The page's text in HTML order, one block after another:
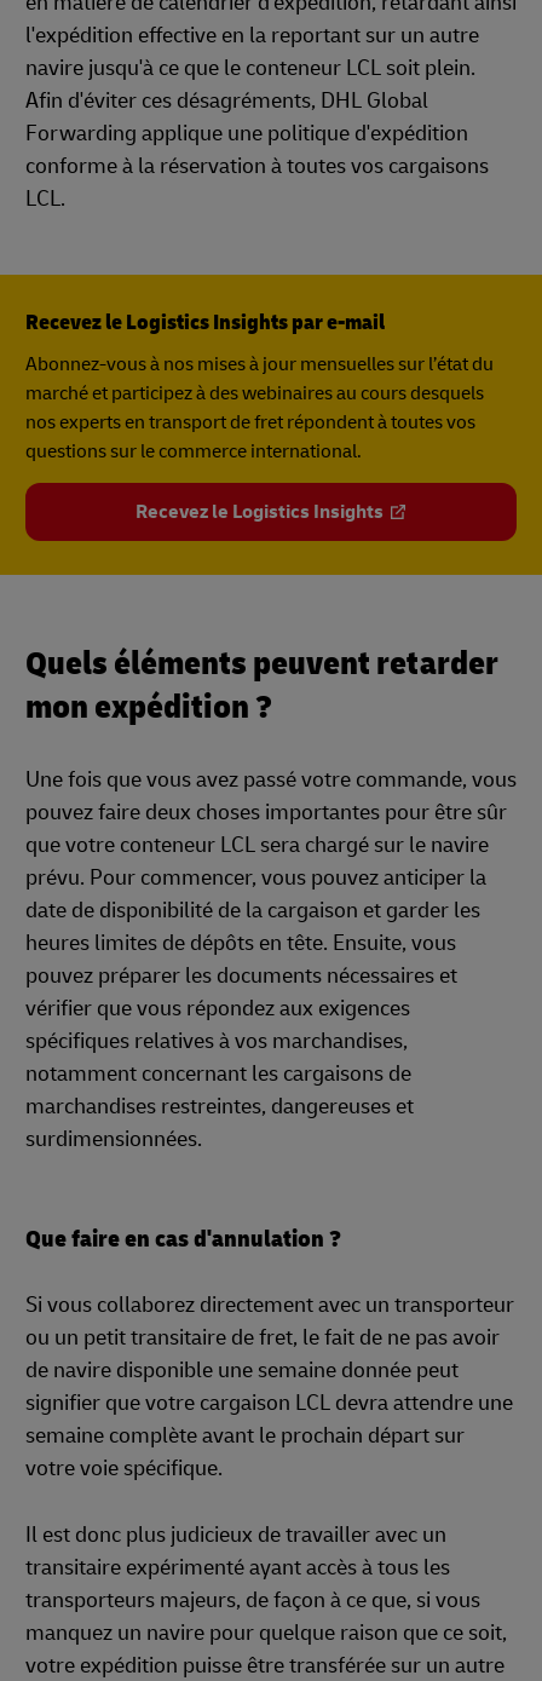
l'expédition effective en la reportant sur un autre
navire jusqu'à ce que le conteneur LCL soit plein.
Afin d'éviter ces désagréments, DHL Global
Forwarding applique une politique d'expédition
conforme à la réservation à toutes vos cargaisons
LCL.
Recevez le Logistics Insights par e-mail
Abonnez-vous à nos mises à jour mensuelles sur l’état du
marché et participez à des webinaires au cours desquels
nos experts en transport de fret répondent à toutes vos
questions sur le commerce international.
Recevez le Logistics Insights
Quels éléments peuvent retarder
mon expédition ?
Une fois que vous avez passé votre commande, vous
pouvez faire deux choses importantes pour être sûr
que votre conteneur LCL sera chargé sur le navire
prévu. Pour commencer, vous pouvez anticiper la
date de disponibilité de la cargaison et garder les
heures limites de dépôts en tête. Ensuite, vous
pouvez préparer les documents nécessaires et
vérifier que vous répondez aux exigences
spécifiques relatives à vos marchandises,
notamment concernant les cargaisons de
marchandises restreintes, dangereuses et
surdimensionnées.
Que faire en cas d'annulation ?
Si vous collaborez directement avec un transporteur
ou un petit transitaire de fret, le fait de ne pas avoir
de navire disponible une semaine donnée peut
signifier que votre cargaison LCL devra attendre une
semaine complète avant le prochain départ sur
votre voie spécifique.
Il est donc plus judicieux de travailler avec un
transitaire expérimenté ayant accès à tous les
transporteurs majeurs, de façon à ce que, si vous
manquez un navire pour quelque raison que ce soit,
votre expédition puisse être transférée sur un autre